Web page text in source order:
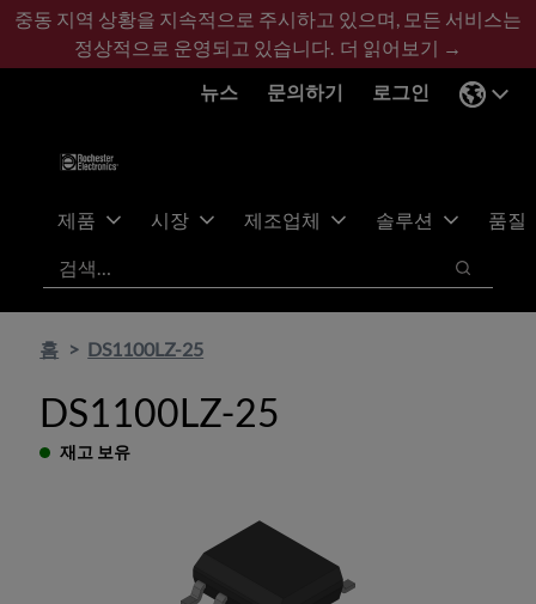
기
콘
바
글
중동 지역 상황을 지속적으로 주시하고 있으며, 모든 서비스는
정상적으로 운영되고 있습니다. 더 읽어보기 →
뉴스
문의하기 로그인
제품 시장 제조업체 솔루션
품질
검색
검색
홈 DS1100LZ-25
DS1100LZ-25
재고 보유